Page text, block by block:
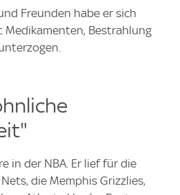
Freunden habe er sich
Medikamenten, Bestrahlung
in der NBA. Er lief für die
die Memphis Grizzlies,